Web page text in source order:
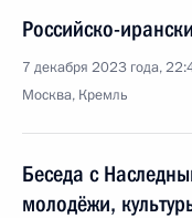
Российско-
7 декабря 2023 года,
Москва, Кремль
Беседа с
молодёжи,